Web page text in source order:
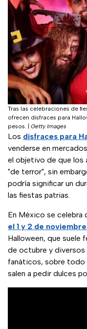
Tras las celebraciones de
ofrecen disfraces para
pesos.
Getty Images
Los disfraces para
venderse en
el objetivo de que los
"de terror", sin
podría significar un
las fiestas patrias.
En México se celebra
el 1 y 2 de noviembre
Halloween, que suele
de octubre y diversos
fanáticos, sobre todo
salen a pedir dulces